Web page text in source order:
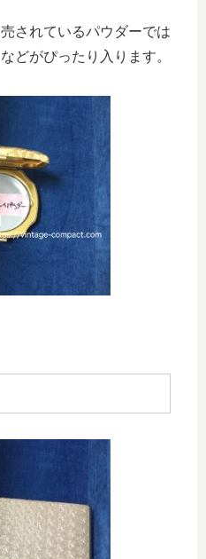
されているパウダーでは
どがぴったり入ります。